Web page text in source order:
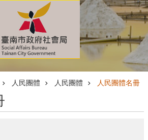
人民團體 人民團體 人民團體名冊